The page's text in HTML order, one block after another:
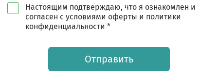
Настоящим подтверждаю, что я ознакомлен и
согласен с условиями оферты и политики
конфиденциальности *
Отправить